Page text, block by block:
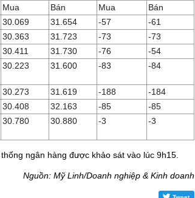
Mua
Bán Mua
Bán
30.069 31.654 -57
-61
30.363 31.723 -73
-73
30.411 31.730 -76
-54
30.223 31.600 -83 -84
30.273 31.619 -188
-184
30.408 32.163 -85
-85
30.780 30.880 -3 -3
ngân hàng được khảo sát vào lúc 9h15.
Nguồn: Mỹ Linh/Doanh nghiệp & Kinh doanh